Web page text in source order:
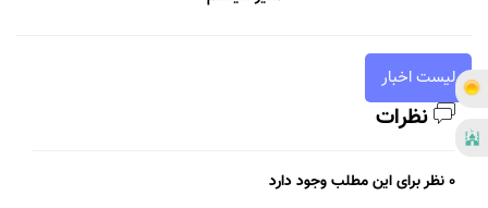
لیست اخبار
نظرات
0 نظر برای این مطلب وجود دارد